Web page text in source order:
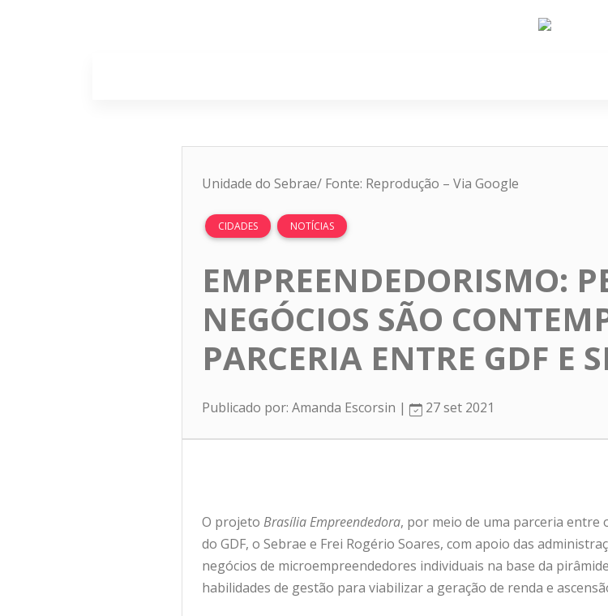
Unidade do Sebrae/ Fonte: Reprodução – Via Google
CIDADES NOTÍCIAS
EMPREENDEDORISMO:
NEGÓCIOS SÃO
PARCERIA ENTRE GDF E
Publicado por: Amanda Escorsin | 27 set 2021
O projeto Brasília Empreendedora, por meio de uma parceria entre
do GDF, o Sebrae e Frei Rogério Soares, com apoio das
negócios de microempreendedores individuais na base da
habilidades de gestão para viabilizar a geração de renda e